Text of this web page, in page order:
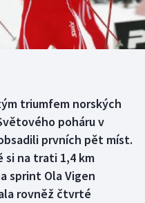
triumfem norských
poháru v
prvních pět míst.
na trati 1,4 km
sprint Ola Vigen
rovněž čtvrté